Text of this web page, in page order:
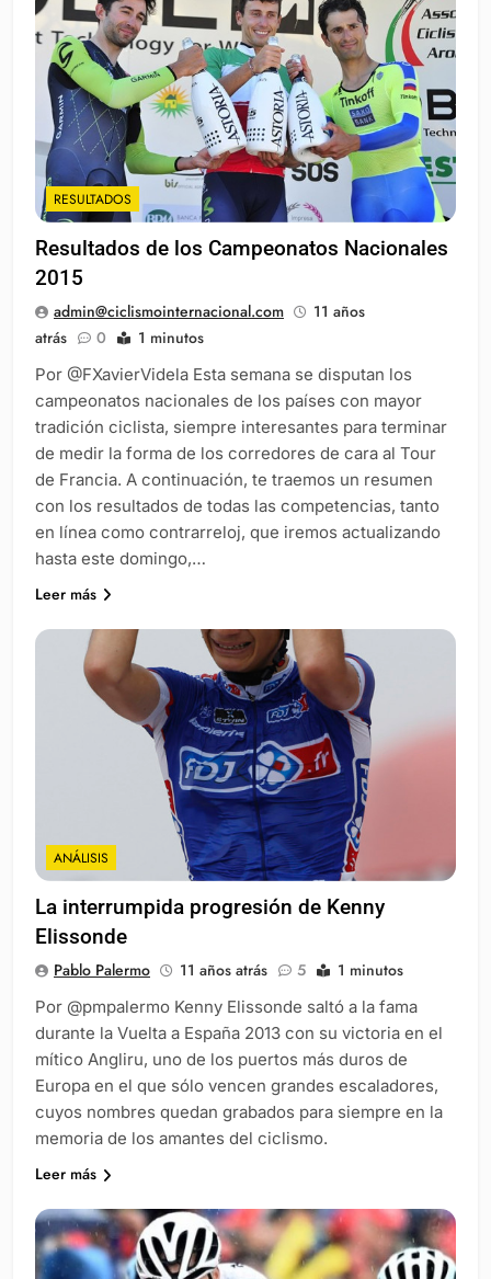
RESULTADOS
Resultados de los Campeonatos Nacionales
2015
admin@ciclismointernacional.com
11 años
atrás
0 1 minutos
Por @FXavierVidela Esta semana se disputan los
campeonatos nacionales de los países con mayor
tradición ciclista, siempre interesantes para terminar
de medir la forma de los corredores de cara al Tour
de Francia. A continuación, te traemos un resumen
con los resultados de todas las competencias, tanto
en línea como contrarreloj, que iremos actualizando
hasta este domingo,…
Leer más
ANÁLISIS
La interrumpida progresión de Kenny
Elissonde
Pablo Palermo 11 años atrás 5 1 minutos
Por @pmpalermo Kenny Elissonde saltó a la fama
durante la Vuelta a España 2013 con su victoria en el
mítico Angliru, uno de los puertos más duros de
Europa en el que sólo vencen grandes escaladores,
cuyos nombres quedan grabados para siempre en la
memoria de los amantes del ciclismo.
Leer más